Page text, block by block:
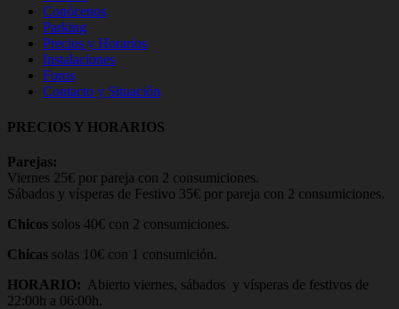
Conócenos
Parking
Precios y Horarios
Instalaciones
Foros
Contacto y Situación
PRECIOS Y HORARIOS
Parejas:
Viernes 25€ por pareja con 2 consumiciones.
Sábados y vísperas de Festivo 35€ por pareja con 2 consumiciones.
Chicos solos 40€ con 2 consumiciones.
Chicas solas 10€ con 1 consumición.
HORARIO: Abierto viernes, sábados y vísperas de festivos de
22:00h a 06:00h.